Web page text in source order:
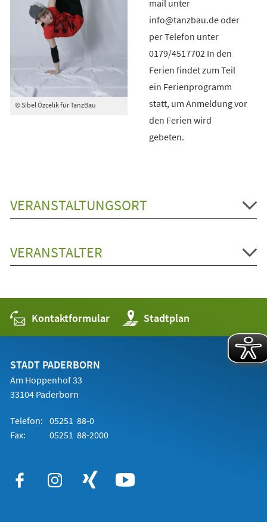
© Sibel Özcelik für TanzBau
mail unter
info@tanzbau.de oder
per Telefon unter
0179/4517702 In den
Ferien findet zum Teil
ein Ferienprogramm
statt, um Anmeldung vor
den Ferien wird
gebeten.
VERANSTALTUNGSORT
VERANSTALTER
Kontaktformular Stadtplan
(Öffnet
in
einem
STADT PADERBORN
Am Hoppenhof 33
33104 Paderborn
Telefon: 05251 88-0
Fax:
05251 88-2000